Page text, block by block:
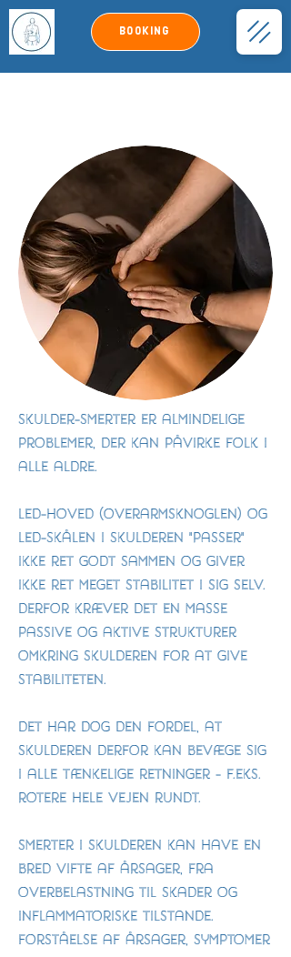
Booking
Skulder-smerter er almindelige
problemer, der kan påvirke folk i
alle aldre.
Led-hoved (overarmsknoglen) og
Led-skålen i skulderen "passer"
ikke ret godt sammen og giver
ikke ret meget stabilitet i sig selv.
Derfor kræver det en masse
passive og aktive strukturer
omkring skulderen for at give
stabiliteten.
Det har dog den fordel, at
skulderen derfor kan bevæge sig
i alle tænkelige retninger - f.eks.
rotere hele vejen rundt.
Smerter i skulderen kan have en
bred vifte af årsager, fra
overbelastning til skader og
inflammatoriske tilstande.
Forståelse af årsager, symptomer